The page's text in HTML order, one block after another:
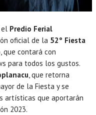
el Predio Ferial
oficial de la 52º Fiesta
, que contará con
para todos los gustos.
, que retorna
de la Fiesta y se
artísticas que aportarán
2023.